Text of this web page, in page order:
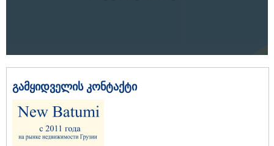
გამყიდველის კონტაქტი